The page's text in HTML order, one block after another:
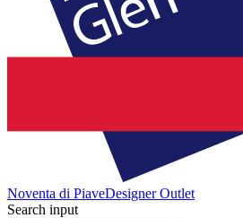
Noventa di PiaveDesigner Outlet
Search input